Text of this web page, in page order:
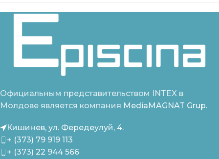
Официальным представительством INTEX в
Молдове является компания MediaMAGNAT Grup.
Кишинев, ул. Фередеулуй, 4.
+ (373) 79 919 113
+ (373) 22 944 566